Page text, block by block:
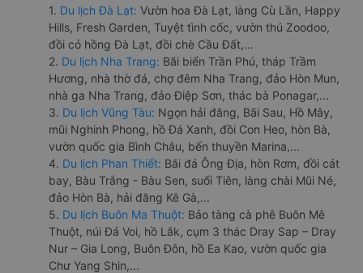
1. Du lịch Đà Lạt: Vườn hoa Đà Lạt, làng Cù Lần, Happy
Hills, Fresh Garden, Tuyệt tình cốc, vườn thú Zoodoo,
đồi cỏ hồng Đà Lạt, đồi chè Cầu Đất,...
2. Du lịch Nha Trang: Bãi biển Trần Phú, tháp Trầm
Hương, nhà thờ đá, chợ đêm Nha Trang, đảo Hòn Mun,
nhà ga Nha Trang, đảo Điệp Sơn, thác bà Ponagar,...
3. Du lịch Vũng Tàu: Ngọn hải đăng, Bãi Sau, Hồ Mây,
mũi Nghinh Phong, hồ Đá Xanh, đồi Con Heo, hòn Bà,
vườn quốc gia Bình Châu, bến thuyền Marina,...
4. Du lịch Phan Thiết: Bãi đá Ông Địa, hòn Rơm, đồi cát
bay, Bàu Trắng - Bàu Sen, suối Tiên, làng chài Mũi Né,
đảo Hòn Bà, hải đăng Kê Gà,...
5. Du lịch Buôn Ma Thuột: Bảo tàng cà phê Buôn Mê
Thuột, núi Đá Voi, hồ Lắk, cụm 3 thác Dray Sap – Dray
Nur – Gia Long, Buôn Đôn, hồ Ea Kao, vườn quốc gia
Chư Yang Shin,...